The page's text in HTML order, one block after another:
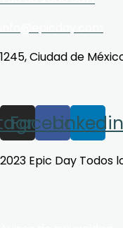
1245, Ciudad de
Facebook
Linkedin
2023 Epic Day Todos